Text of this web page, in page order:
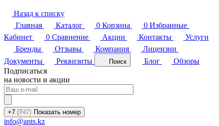
Назад к списку
Главная
Каталог 0 Корзина 0 Избранные
Кабинет
0 Сравнение Акции Контакты
Услуги
Бренды
Отзывы Компания
Лицензии
Документы
Реквизиты Поиск Блог
Обзоры
Подписаться
на новости и акции
+7 (747) Показать номер
info@ants.kz